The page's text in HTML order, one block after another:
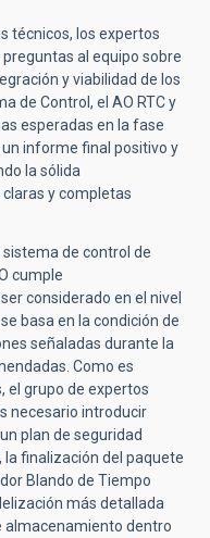
técnicos, los expertos
al equipo sobre
y viabilidad de los
de Control, el AO RTC y
esperadas en la fase
informe final positivo y
la sólida
y completas
de control de
cumple
considerado en el nivel
basa en la condición de
señaladas durante la
Como es
el grupo de expertos
necesario introducir
plan de seguridad
finalización del paquete
Blando de Tiempo
más detallada
almacenamiento dentro